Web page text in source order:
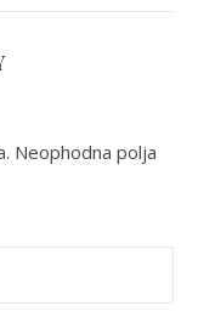
Neophodna polja